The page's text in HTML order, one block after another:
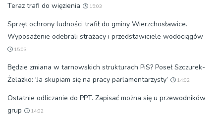
Teraz trafi do więzienia
15:03
Sprzęt ochrony ludności trafił do gminy Wierzchosławice.
Wyposażenie odebrali strażacy i przedstawiciele wodociągów
15:03
Będzie zmiana w tarnowskich strukturach PiS? Poseł Szczurek-
Żelazko: 'Ja skupiam się na pracy parlamentarzysty’
14:02
Ostatnie odliczanie do PPT. Zapisać można się u przewodników
grup
14:02